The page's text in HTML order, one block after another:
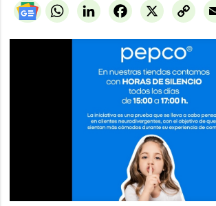
WhatsAppLinkedIn X
Facebook
Copy
Link